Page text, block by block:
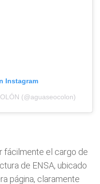
Instagram
(@aguaseocolon)
fácilmente el cargo de
de ENSA, ubicado
página, claramente